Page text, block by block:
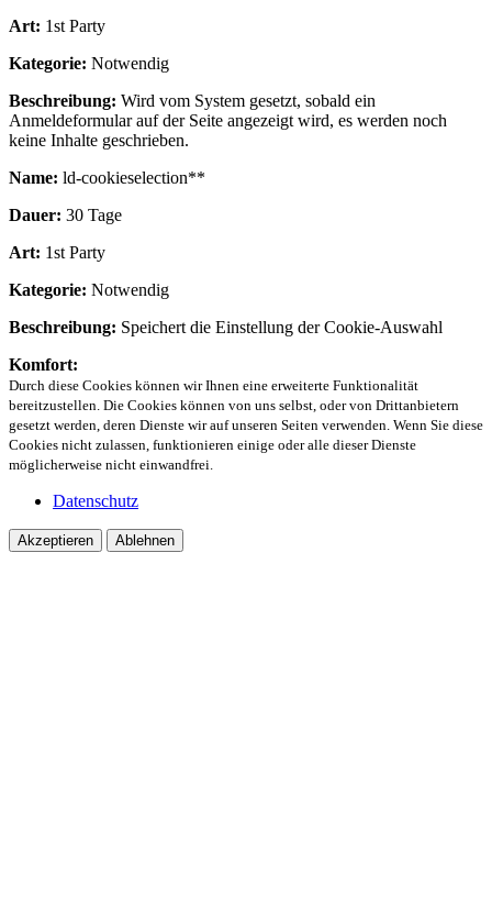
Art: 1st Party
Kategorie: Notwendig
Beschreibung: Wird vom System gesetzt, sobald ein
Anmeldeformular auf der Seite angezeigt wird, es werden noch
keine Inhalte geschrieben.
Name: ld-cookieselection**
Dauer: 30 Tage
Art: 1st Party
Kategorie: Notwendig
Beschreibung: Speichert die Einstellung der Cookie-Auswahl
Komfort:
Durch diese Cookies können wir Ihnen eine erweiterte Funktionalität
bereitzustellen. Die Cookies können von uns selbst, oder von Drittanbietern
gesetzt werden, deren Dienste wir auf unseren Seiten verwenden. Wenn Sie diese
Cookies nicht zulassen, funktionieren einige oder alle dieser Dienste
möglicherweise nicht einwandfrei.
Datenschutz
Akzeptieren Ablehnen